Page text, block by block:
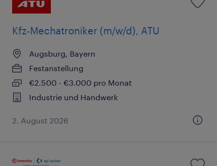
Kfz-Mechatroniker (m/w/d), ATU
Augsburg, Bayern
Festanstellung
€2.500 - €3.000 pro Monat
Industrie und Handwerk
2. August 2026